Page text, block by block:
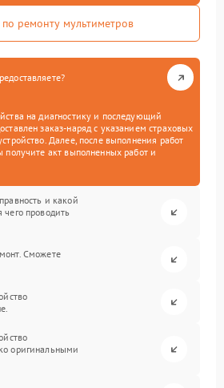
ремонту мультиметров
на диагностику и последующий
заказ-наряд с указанием страховых
Далее, после выполнения работ
получите акт выполненных работ и
и какой
проводить
Сможете
оригинальными